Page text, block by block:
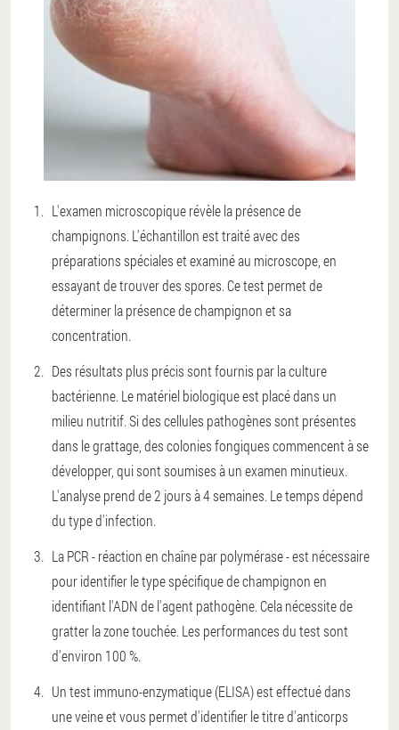
L'examen microscopique révèle la présence de
champignons. L'échantillon est traité avec des
préparations spéciales et examiné au microscope, en
essayant de trouver des spores. Ce test permet de
déterminer la présence de champignon et sa
concentration.
Des résultats plus précis sont fournis par la culture
bactérienne. Le matériel biologique est placé dans un
milieu nutritif. Si des cellules pathogènes sont présentes
dans le grattage, des colonies fongiques commencent à se
développer, qui sont soumises à un examen minutieux.
L'analyse prend de 2 jours à 4 semaines. Le temps dépend
du type d'infection.
La PCR - réaction en chaîne par polymérase - est nécessaire
pour identifier le type spécifique de champignon en
identifiant l'ADN de l'agent pathogène. Cela nécessite de
gratter la zone touchée. Les performances du test sont
d'environ 100 %.
Un test immuno-enzymatique (ELISA) est effectué dans
une veine et vous permet d'identifier le titre d'anticorps